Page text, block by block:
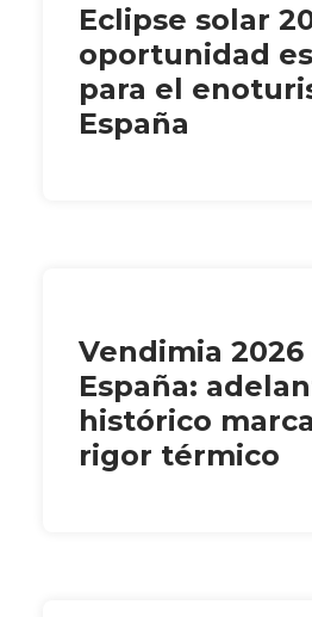
Eclipse solar
oportunidad
para el
España
Vendimia 2026
España:
histórico
rigor térmico